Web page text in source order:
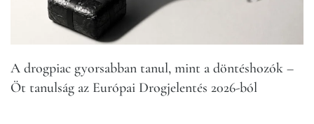
A drogpia­c gyorsabban tanul, mint a döntéshozók –
Öt tanulság az Európai Drogjelentés 2026-ból